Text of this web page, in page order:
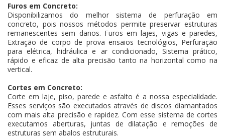
Furos em Concreto:
Disponibilizamos do melhor sistema de perfuração em
concreto, pois nossos métodos permite preservar estruturas
remanescentes sem danos. Furos em lajes, vigas e paredes,
Extração de corpo de prova ensaios tecnológios, Perfuração
para elétrica, hidráulica e ar condicionado, Sistema prático,
rápido e eficaz de alta precisão tanto na horizontal como na
vertical.
Cortes em Concreto:
Corte em laje, piso, parede e asfalto é a nossa especialidade.
Esses serviços são executados através de discos diamantados
com mais alta precisão e rapidez. Com esse sistema de cortes
executamos aberturas, juntas de dilatação e remoções de
estruturas sem abalos estruturais.